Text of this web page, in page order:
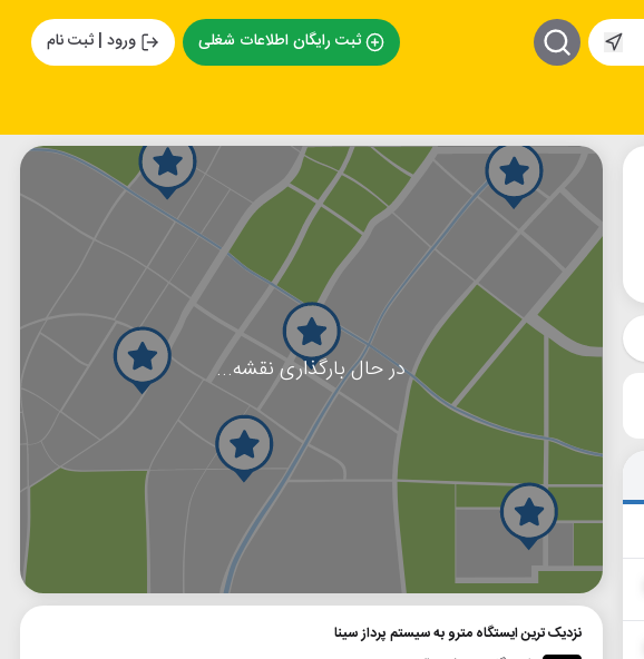
ثبت رایگان اطلاعات شغلی ورود | ثبت نام
در حال بارگذاری نقشه...
نزدیک ترین ایستگاه مترو به سیستم پرداز سینا